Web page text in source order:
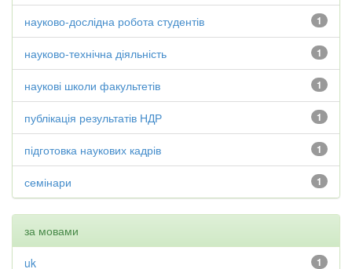
1
науково-дослідна робота студентів
1
науково-технічна діяльність
1
наукові школи факультетів
1
публікація результатів НДР
1
підготовка наукових кадрів
1
семінари
за мовами
1
uk